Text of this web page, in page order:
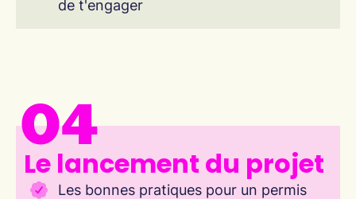
de t'engager
04
Le lancement du projet
Les bonnes pratiques pour un permis